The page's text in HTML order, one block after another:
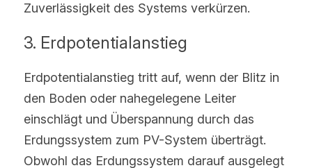
Zuverlässigkeit des Systems verkürzen.
3. Erdpotentialanstieg
Erdpotentialanstieg tritt auf, wenn der Blitz in
den Boden oder nahegelegene Leiter
einschlägt und Überspannung durch das
Erdungssystem zum PV-System überträgt.
Obwohl das Erdungssystem darauf ausgelegt